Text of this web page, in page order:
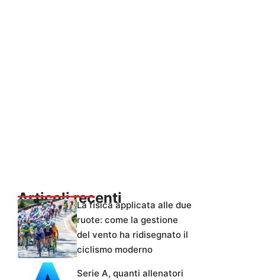
Articoli recentiLa fisica applicata alle due
ruote: come la gestione
del vento ha ridisegnato il
ciclismo moderno
Serie A, quanti allenatori